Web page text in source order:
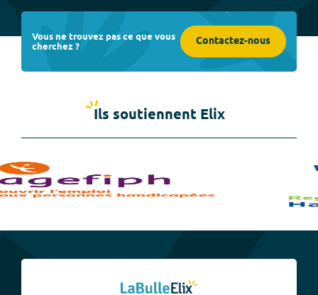
Vous ne trouvez pas ce que vous
cherchez ? Contactez-nous
Ils soutiennent Elix